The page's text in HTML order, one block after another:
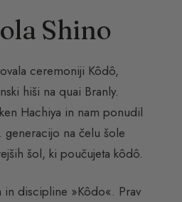
Shino
ceremoniji Kôdô,
hiši na quai Branly.
Hachiya in nam ponudil
generacijo na čelu šole
šol, ki poučujeta kôdô.
in discipline »Kôdo«. Prav